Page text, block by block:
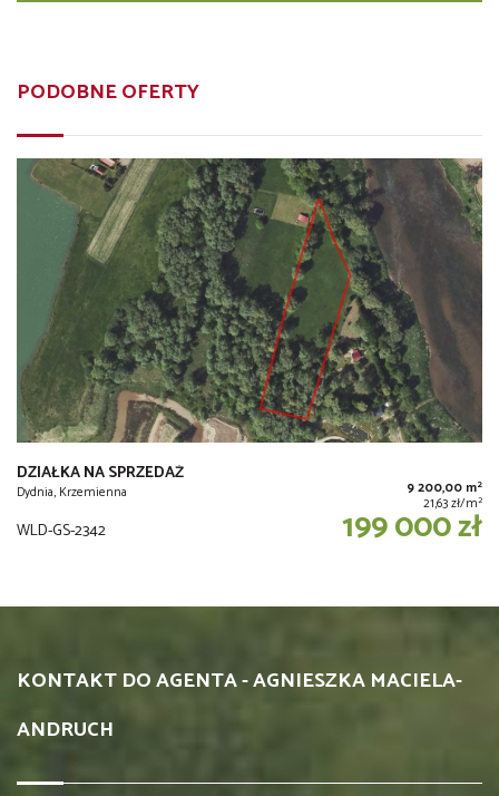
PODOBNE OFERTY
DZIAŁKA NA SPRZEDAŻ
Dydnia, Krzemienna 9 200,00 m2
21,63 zł/m2
WLD-GS-2342 199 000 zł
KONTAKT DO AGENTA - AGNIESZKA MACIELA-
ANDRUCH